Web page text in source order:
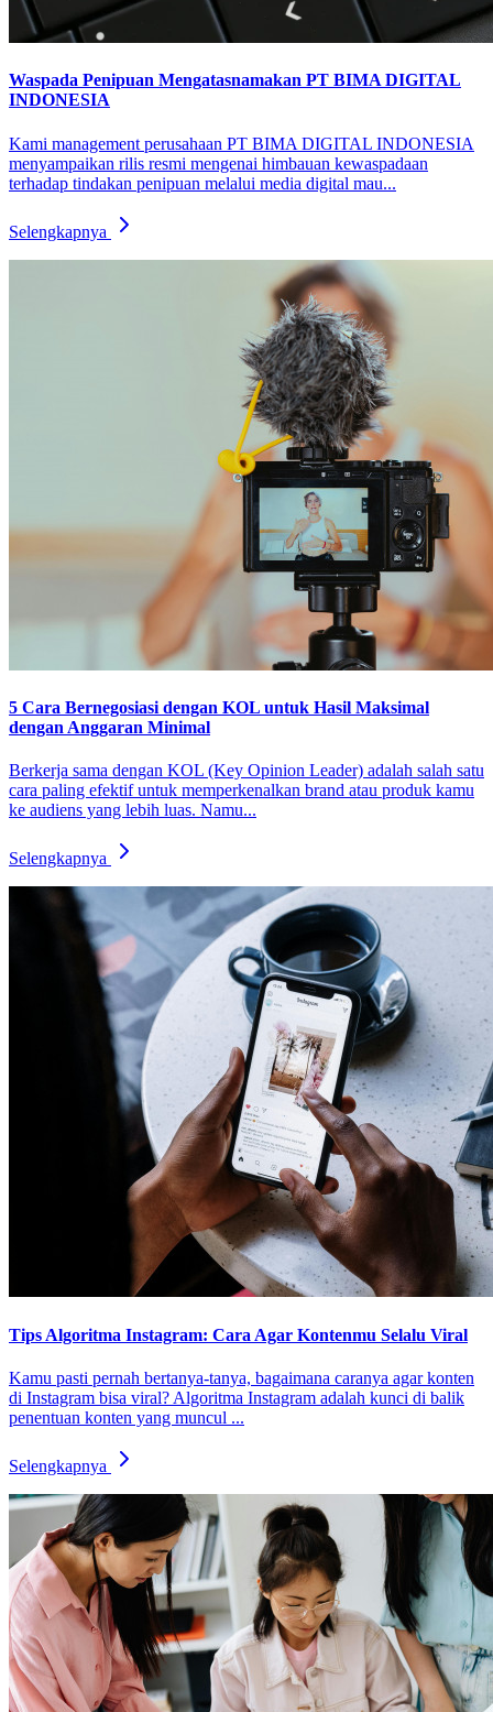
Waspada Penipuan Mengatasnamakan PT BIMA DIGITAL
INDONESIA
Kami management perusahaan PT BIMA DIGITAL INDONESIA
menyampaikan rilis resmi mengenai himbauan kewaspadaan
terhadap tindakan penipuan melalui media digital mau...
Selengkapnya
5 Cara Bernegosiasi dengan KOL untuk Hasil Maksimal
dengan Anggaran Minimal
Berkerja sama dengan KOL (Key Opinion Leader) adalah salah satu
cara paling efektif untuk memperkenalkan brand atau produk kamu
ke audiens yang lebih luas. Namu...
Selengkapnya
Tips Algoritma Instagram: Cara Agar Kontenmu Selalu Viral
Kamu pasti pernah bertanya-tanya, bagaimana caranya agar konten
di Instagram bisa viral? Algoritma Instagram adalah kunci di balik
penentuan konten yang muncul ...
Selengkapnya